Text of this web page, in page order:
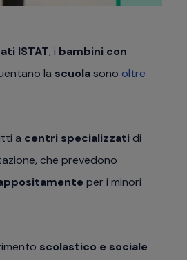
ISTAT, i bambini con
la scuolasono oltre
a centri specializzati di
che prevedono
per i minori
scolastico e sociale